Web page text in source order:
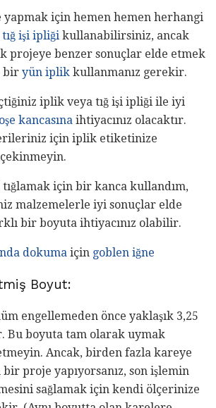
yapmak için hemen hemen herhangi
tığ işi ipliği kullanabilirsiniz, ancak
projeye benzer sonuçlar elde etmek
bir yün iplik kullanmanız gerekir.
iplik veya tığ işi ipliği ile iyi
kancasına ihtiyacınız olacaktır.
için iplik etiketinize
için bir kanca kullandım,
malzemelerle iyi sonuçlar elde
bir boyuta ihtiyacınız olabilir.
dokuma için goblen iğne
Boyut:
engellemeden önce yaklaşık 3,25
Bu boyuta tam olarak uymak
Ancak, birden fazla kareye
proje yapıyorsanız, son işlemin
sağlamak için kendi ölçerinize